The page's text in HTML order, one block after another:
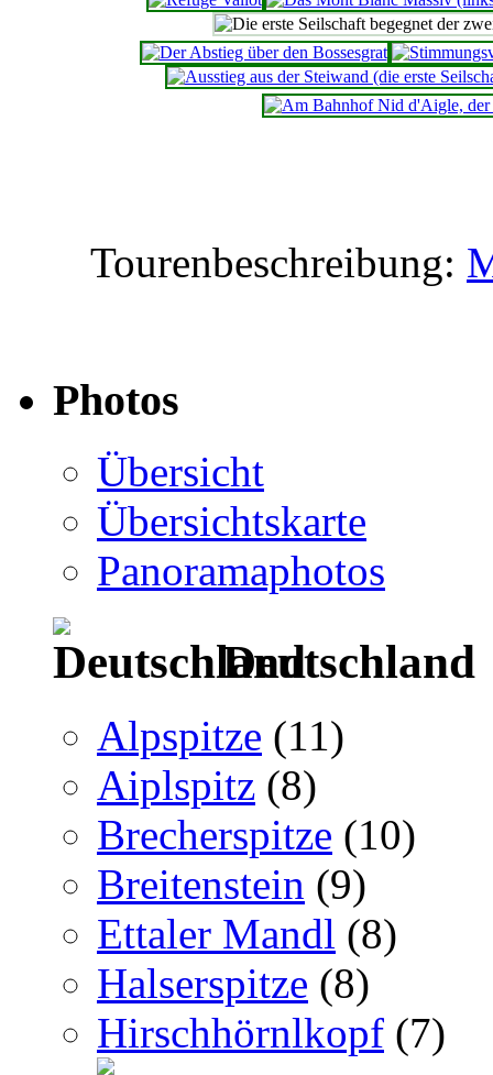
Tourenbeschreibung:
Photos
Übersicht
Übersichtskarte
Panoramaphotos
Deutschland
Alpspitze (11)
Aiplspitz (8)
Brecherspitze (10)
Breitenstein (9)
Ettaler Mandl (8)
Halserspitze (8)
Hirschhörnlkopf (7)